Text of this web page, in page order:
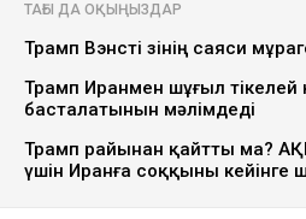
ТАҒЫ ДА ОҚЫҢЫЗДАР
Трамп Вэнсті өзінің саяси
Трамп Иранмен шұғыл тікелей
басталатынын мәлімдеді
Трамп райынан қайтты ма?
үшін Иранға соққыны кейінге